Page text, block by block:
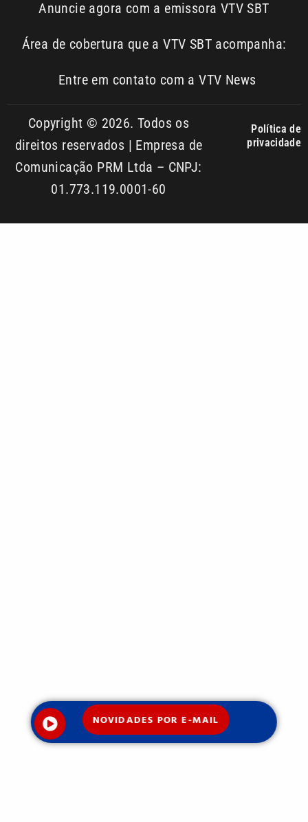
NOVIDADES POR E-MAIL
Área de cobertura que a VTV SBT acompanha:
Entre em contato com a VTV News
Copyright © 2026. Todos os
direitos reservados | Empresa de
Comunicação PRM Ltda – CNPJ:
01.773.119.0001-60
privacidade